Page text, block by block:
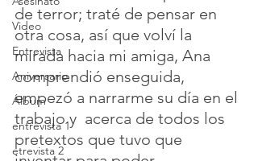
Video
Entrevista
Aniversario
Álbum
entrevista 1
etrevista 2
de terror; traté de pensar en
otra cosa, así que volví la
mirada hacia mi amiga, Ana
comprendió enseguida,
empezó a narrarme su día en el
trabajo y  acerca de todos los
pretextos que tuvo que